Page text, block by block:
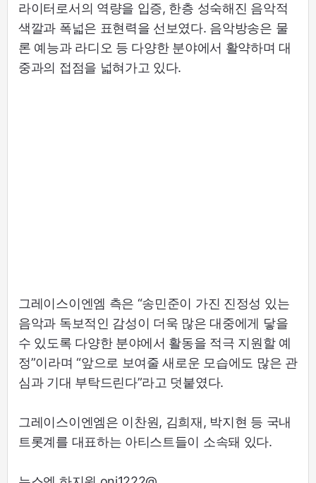
라이터로서의 역량을 입증, 한층 성숙해진 음악적
색깔과 폭넓은 표현력을 선보였다. 음악방송은 물
론 예능과 라디오 등 다양한 분야에서 활약하며 대
중과의 접점을 넓혀가고 있다.
그레이스이엔엠 측은 “송민준이 가진 진정성 있는
음악과 독보적인 감성이 더욱 많은 대중에게 닿을
수 있도록 다양한 분야에서 활동을 적극 지원할 예
정”이라며 “앞으로 보여줄 새로운 모습에도 많은 관
심과 기대 부탁드린다”라고 덧붙였다.
그레이스이엔엠은 이찬원, 김희재, 박지현 등 국내
트롯계를 대표하는 아티스트들이 소속돼 있다.